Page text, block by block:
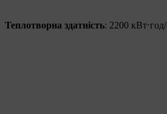
Теплотворна здатність: 2200